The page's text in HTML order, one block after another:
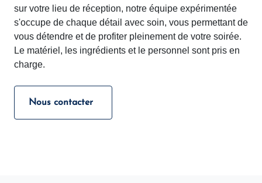
sur votre lieu de réception, notre équipe expérimentée
s'occupe de chaque détail avec soin, vous permettant de
vous détendre et de profiter pleinement de votre soirée.
Le matériel, les ingrédients et le personnel sont pris en
charge.
Nous contacter